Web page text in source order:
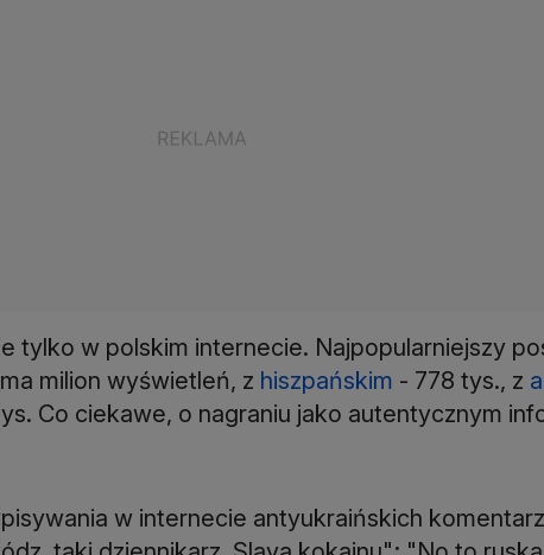
tylko w polskim internecie. Najpopularniejszy
milion wyświetleń, z hiszpańskim - 778 tys., z
Co ciekawe, o nagraniu jako autentycznym
w internecie antyukraińskich